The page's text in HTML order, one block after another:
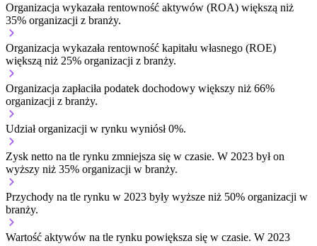
Organizacja wykazała rentowność aktywów (ROA) większą niż
35% organizacji z branży.
Organizacja wykazała rentowność kapitału własnego (ROE)
większą niż 25% organizacji z branży.
Organizacja zapłaciła podatek dochodowy większy niż 66%
organizacji z branży.
Udział organizacji w rynku wyniósł 0%.
Zysk netto na tle rynku zmniejsza się w czasie. W 2023 był on
wyższy niż 35% organizacji w branży.
Przychody na tle rynku w 2023 były wyższe niż 50% organizacji w
branży.
Wartość aktywów na tle rynku powiększa się w czasie. W 2023